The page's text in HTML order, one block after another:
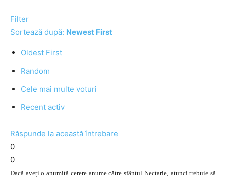
Filter
Sortează după: Newest First
Oldest First
Random
Cele mai multe voturi
Recent activ
Răspunde la această întrebare
0
0
Dacă aveți o anumită cerere anume către sfântul Nectarie, atunci trebuie să